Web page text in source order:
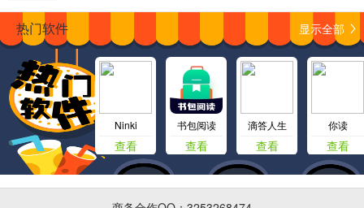
热门软件 显示全部
Ninki
查看
书包阅读
查看
滴答人生
查看
你读
查看